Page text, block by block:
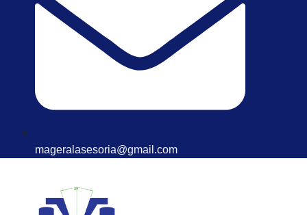
mageralasesoria@gmail.com